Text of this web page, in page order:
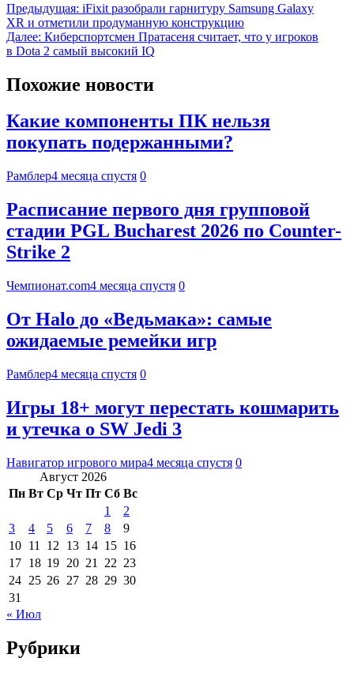
Предыдущая: iFixit разобрали гарнитуру Samsung Galaxy
XR и отметили продуманную конструкцию
Далее: Киберспортсмен Пратасеня считает, что у игроков
в Dota 2 самый высокий IQ
Похожие новости
Какие компоненты ПК нельзя
покупать подержанными?
Рамблер4 месяца спустя 0
Расписание первого дня групповой
стадии PGL Bucharest 2026 по Counter-
Strike 2
Чемпионат.com4 месяца спустя 0
От Halo до «Ведьмака»: самые
ожидаемые ремейки игр
Рамблер4 месяца спустя 0
Игры 18+ могут перестать кошмарить
и утечка о SW Jedi 3
Навигатор игрового мира4 месяца спустя 0
Август 2026
Пн Вт Ср Чт Пт Сб Вс
1
2
3
4 5 6 7 8
9
10 11 12 13 14 15 16
17 18 19 20 21 22 23
24 25 26 27 28 29 30
31
« Июл
Рубрики